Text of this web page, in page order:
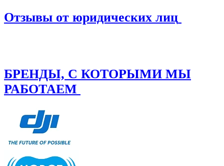
Отзывы от юридических лиц
БРЕНДЫ, С КОТОРЫМИ МЫ
РАБОТАЕМ